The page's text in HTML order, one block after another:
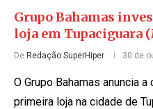
Grupo Bahamas
loja em Tupaciguara
De Redação SuperHiper 30 de
O Grupo Bahamas anuncia
primeira loja na cidade de